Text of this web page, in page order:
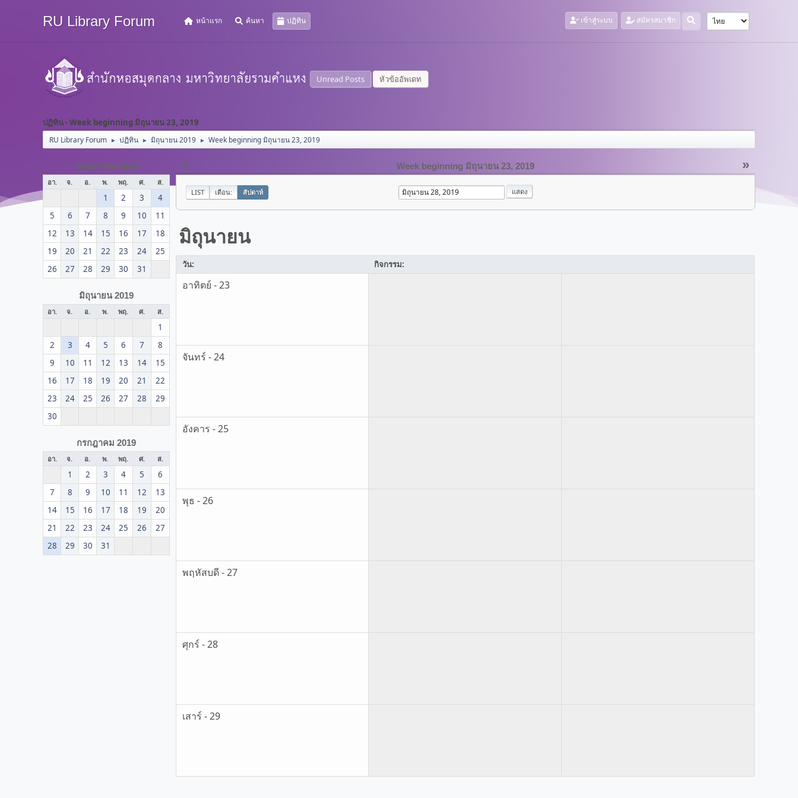
RU Library Forum หน้าแรก ค้นหา ปฏิทิน เข้าสู่ระบบ สมัครสมาชิก
Unread Posts หัวข้ออัพเดท
ปฏิทิน - Week beginning มิถุนายน 23, 2019
RU Library Forum ► ปฏิทิน ► มิถุนายน 2019 ► Week beginning มิถุนายน 23, 2019
พฤษภาคม 2019
อา. จ. อ. พ. พฤ. ศ. ส.
1 2 3
4
5
6 7 8 9 10
11
12
13 14 15 16 17
18
19
20 21 22 23 24
25
26
27 28 29 30 31
มิถุนายน 2019
อา. จ. อ. พ. พฤ. ศ. ส.
1
2
3 4 5 6 7
8
9
10 11 12 13 14
15
16
17 18 19 20 21
22
23
24 25 26 27 28
29
30
กรกฎาคม 2019
อา. จ. อ. พ. พฤ. ศ. ส.
1 2 3 4 5
6
7
8 9 10 11 12
13
14
15 16 17 18 19
20
21
22 23 24 25 26
27
28
29 30 31
« »
Week beginning มิถุนายน 23, 2019
LIST เดือน: สัปดาห์
มิถุนายน
วัน: กิจกรรม:
อาทิตย์ - 23
จันทร์ - 24
อังคาร - 25
พุธ - 26
พฤหัสบดี - 27
ศุกร์ - 28
เสาร์ - 29